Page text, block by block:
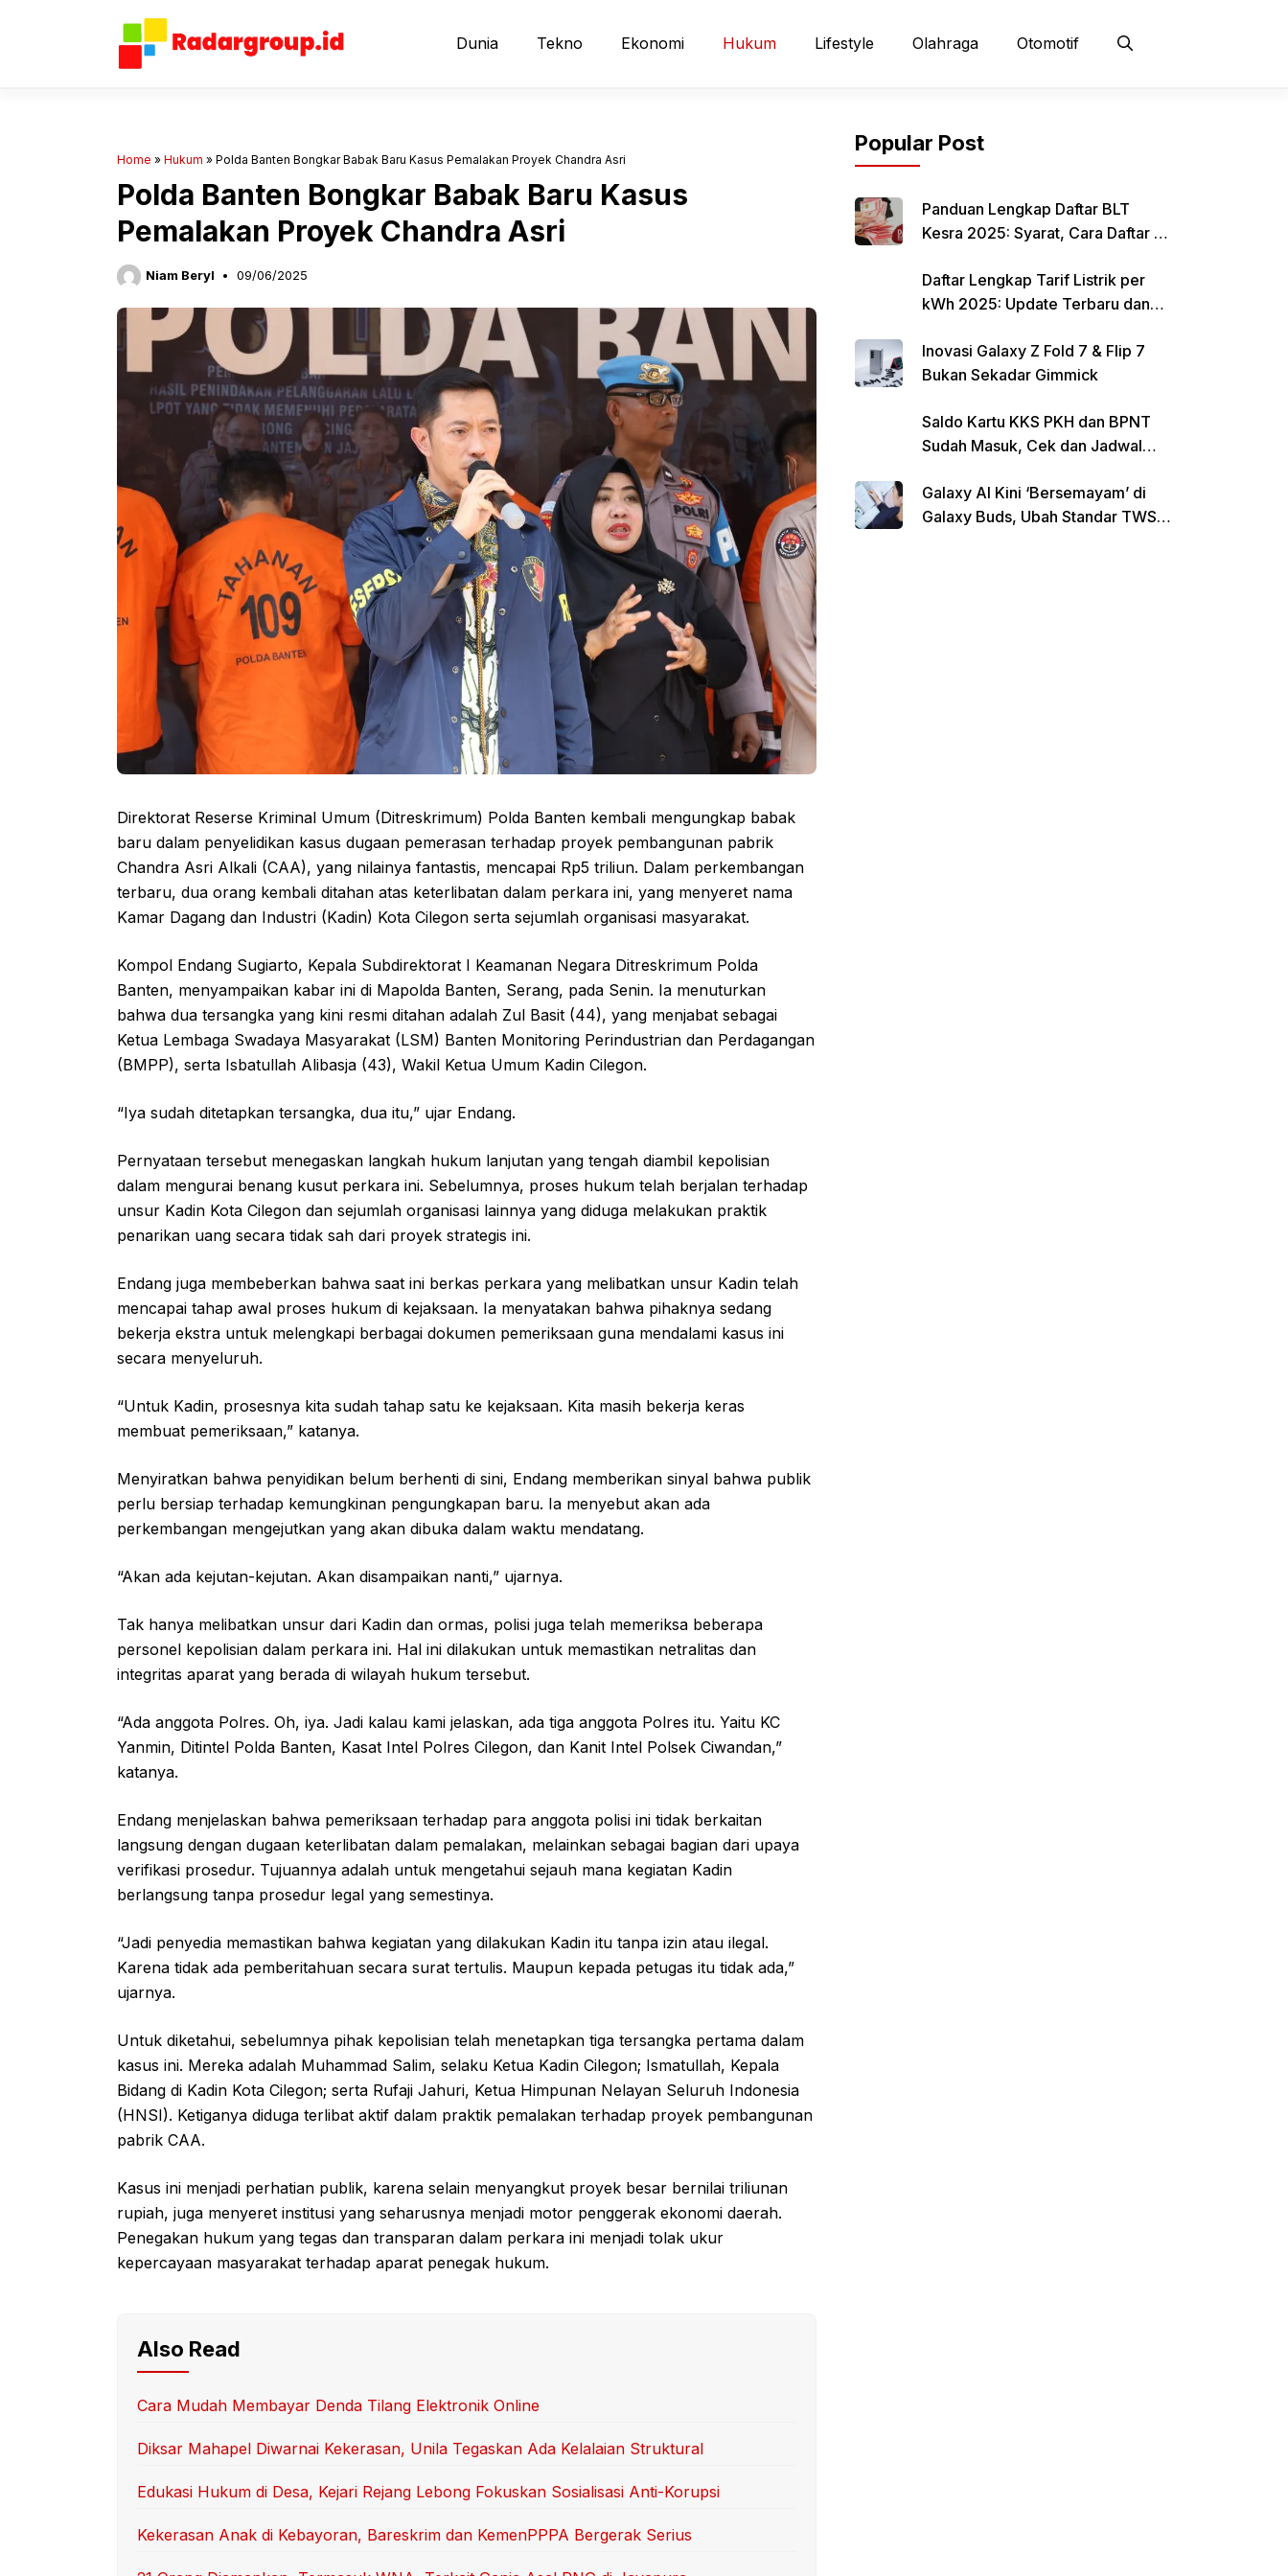
Dunia Tekno Ekonomi Hukum Lifestyle Olahraga Otomotif
Home » Hukum » Polda Banten Bongkar Babak Baru Kasus Pemalakan Proyek Chandra Asri
Polda Banten Bongkar Babak Baru Kasus
Pemalakan Proyek Chandra Asri
Niam Beryl 09/06/2025
Direktorat Reserse Kriminal Umum (Ditreskrimum) Polda Banten kembali mengungkap babak
baru dalam penyelidikan kasus dugaan pemerasan terhadap proyek pembangunan pabrik
Chandra Asri Alkali (CAA), yang nilainya fantastis, mencapai Rp5 triliun. Dalam perkembangan
terbaru, dua orang kembali ditahan atas keterlibatan dalam perkara ini, yang menyeret nama
Kamar Dagang dan Industri (Kadin) Kota Cilegon serta sejumlah organisasi masyarakat.
Kompol Endang Sugiarto, Kepala Subdirektorat I Keamanan Negara Ditreskrimum Polda
Banten, menyampaikan kabar ini di Mapolda Banten, Serang, pada Senin. Ia menuturkan
bahwa dua tersangka yang kini resmi ditahan adalah Zul Basit (44), yang menjabat sebagai
Ketua Lembaga Swadaya Masyarakat (LSM) Banten Monitoring Perindustrian dan Perdagangan
(BMPP), serta Isbatullah Alibasja (43), Wakil Ketua Umum Kadin Cilegon.
“Iya sudah ditetapkan tersangka, dua itu,” ujar Endang.
Pernyataan tersebut menegaskan langkah hukum lanjutan yang tengah diambil kepolisian
dalam mengurai benang kusut perkara ini. Sebelumnya, proses hukum telah berjalan terhadap
unsur Kadin Kota Cilegon dan sejumlah organisasi lainnya yang diduga melakukan praktik
penarikan uang secara tidak sah dari proyek strategis ini.
Endang juga membeberkan bahwa saat ini berkas perkara yang melibatkan unsur Kadin telah
mencapai tahap awal proses hukum di kejaksaan. Ia menyatakan bahwa pihaknya sedang
bekerja ekstra untuk melengkapi berbagai dokumen pemeriksaan guna mendalami kasus ini
secara menyeluruh.
“Untuk Kadin, prosesnya kita sudah tahap satu ke kejaksaan. Kita masih bekerja keras
membuat pemeriksaan,” katanya.
Menyiratkan bahwa penyidikan belum berhenti di sini, Endang memberikan sinyal bahwa publik
perlu bersiap terhadap kemungkinan pengungkapan baru. Ia menyebut akan ada
perkembangan mengejutkan yang akan dibuka dalam waktu mendatang.
“Akan ada kejutan-kejutan. Akan disampaikan nanti,” ujarnya.
Tak hanya melibatkan unsur dari Kadin dan ormas, polisi juga telah memeriksa beberapa
personel kepolisian dalam perkara ini. Hal ini dilakukan untuk memastikan netralitas dan
integritas aparat yang berada di wilayah hukum tersebut.
“Ada anggota Polres. Oh, iya. Jadi kalau kami jelaskan, ada tiga anggota Polres itu. Yaitu KC
Yanmin, Ditintel Polda Banten, Kasat Intel Polres Cilegon, dan Kanit Intel Polsek Ciwandan,”
katanya.
Endang menjelaskan bahwa pemeriksaan terhadap para anggota polisi ini tidak berkaitan
langsung dengan dugaan keterlibatan dalam pemalakan, melainkan sebagai bagian dari upaya
verifikasi prosedur. Tujuannya adalah untuk mengetahui sejauh mana kegiatan Kadin
berlangsung tanpa prosedur legal yang semestinya.
“Jadi penyedia memastikan bahwa kegiatan yang dilakukan Kadin itu tanpa izin atau ilegal.
Karena tidak ada pemberitahuan secara surat tertulis. Maupun kepada petugas itu tidak ada,”
ujarnya.
Untuk diketahui, sebelumnya pihak kepolisian telah menetapkan tiga tersangka pertama dalam
kasus ini. Mereka adalah Muhammad Salim, selaku Ketua Kadin Cilegon; Ismatullah, Kepala
Bidang di Kadin Kota Cilegon; serta Rufaji Jahuri, Ketua Himpunan Nelayan Seluruh Indonesia
(HNSI). Ketiganya diduga terlibat aktif dalam praktik pemalakan terhadap proyek pembangunan
pabrik CAA.
Kasus ini menjadi perhatian publik, karena selain menyangkut proyek besar bernilai triliunan
rupiah, juga menyeret institusi yang seharusnya menjadi motor penggerak ekonomi daerah.
Penegakan hukum yang tegas dan transparan dalam perkara ini menjadi tolak ukur
kepercayaan masyarakat terhadap aparat penegak hukum.
Also Read
Cara Mudah Membayar Denda Tilang Elektronik Online
Diksar Mahapel Diwarnai Kekerasan, Unila Tegaskan Ada Kelalaian Struktural
Edukasi Hukum di Desa, Kejari Rejang Lebong Fokuskan Sosialisasi Anti-Korupsi
Kekerasan Anak di Kebayoran, Bareskrim dan KemenPPPA Bergerak Serius
Popular Post
Panduan Lengkap Daftar BLT
Kesra 2025: Syarat, Cara Daftar &
Daftar Lengkap Tarif Listrik per
kWh 2025: Update Terbaru dan
Inovasi Galaxy Z Fold 7 & Flip 7
Bukan Sekadar Gimmick
Saldo Kartu KKS PKH dan BPNT
Sudah Masuk, Cek dan Jadwal
Galaxy AI Kini ‘Bersemayam’ di
Galaxy Buds, Ubah Standar TWS